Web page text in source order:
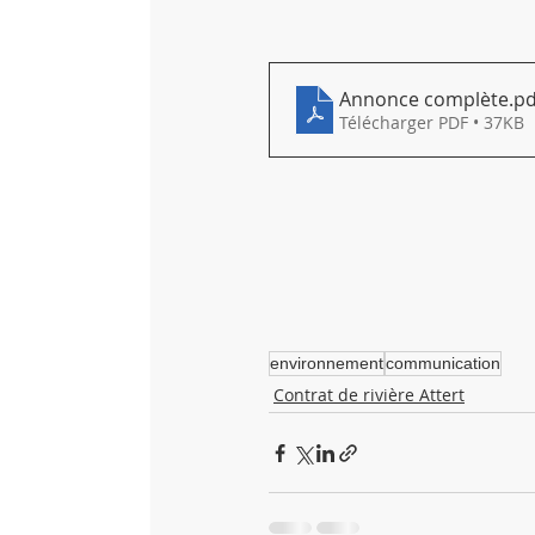
Annonce complète
Télécharger PDF • 37KB
environnementcommunication
Contrat de rivière Attert